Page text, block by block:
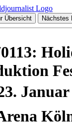
Übersicht Nächstes